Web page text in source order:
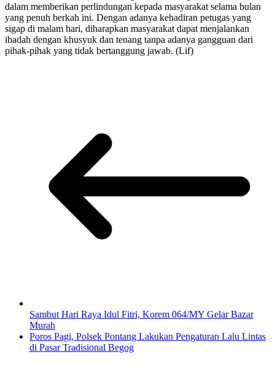
dalam memberikan perlindungan kepada masyarakat selama bulan
yang penuh berkah ini. Dengan adanya kehadiran petugas yang
sigap di malam hari, diharapkan masyarakat dapat menjalankan
ibadah dengan khusyuk dan tenang tanpa adanya gangguan dari
pihak-pihak yang tidak bertanggung jawab. (Lif)
Sambut Hari Raya Idul Fitri, Korem 064/MY Gelar Bazar
Murah
Poros Pagi, Polsek Pontang Lakukan Pengaturan Lalu Lintas
di Pasar Tradisional Begog